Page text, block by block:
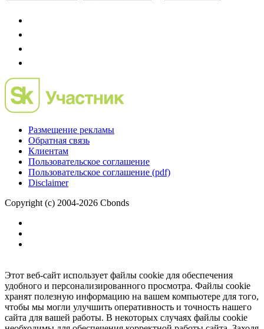
Размещение рекламы
Обратная связь
Пользовательское соглашение
Copyright (c) 2004-2026 Cbonds
Этот веб-сайт использует файлы cookie для обеспечения
удобного и персонализированного просмотра. Файлы cookie